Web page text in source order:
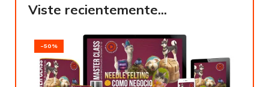
Viste recientemente...
-50%